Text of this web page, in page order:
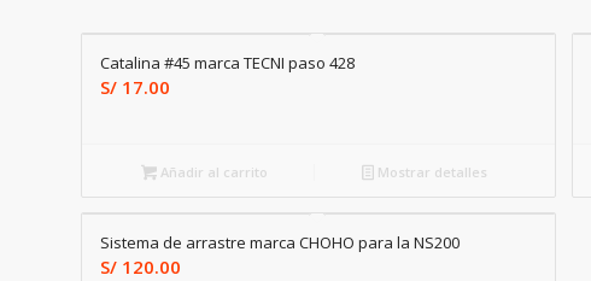
Catalina #45 marca TECNI paso 428
S/ 17.00
Añadir al carrito Mostrar detalles
Sistema de arrastre marca CHOHO para la NS200
S/ 120.00